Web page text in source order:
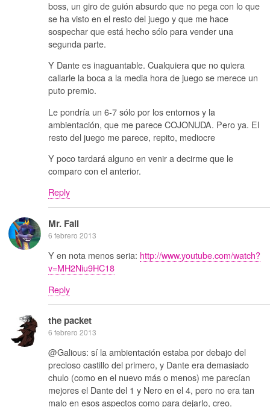
boss, un giro de guión absurdo que no pega con lo que
se ha visto en el resto del juego y que me hace
sospechar que está hecho sólo para vender una
segunda parte.
Y Dante es inaguantable. Cualquiera que no quiera
callarle la boca a la media hora de juego se merece un
puto premio.
Le pondría un 6-7 sólo por los entornos y la
ambientación, que me parece COJONUDA. Pero ya. El
resto del juego me parece, repito, mediocre
Y poco tardará alguno en venir a decirme que le
comparo con el anterior.
Reply
Mr. Fail
6 febrero 2013
Y en nota menos seria: http://www.youtube.com/watch?
v=MH2Niu9HC18
Reply
the packet
6 febrero 2013
@Galious: sí la ambientación estaba por debajo del
precioso castillo del primero, y Dante era demasiado
chulo (como en el nuevo más o menos) me parecían
mejores el Dante del 1 y Nero en el 4, pero no era tan
malo en esos aspectos como para dejarlo, creo.